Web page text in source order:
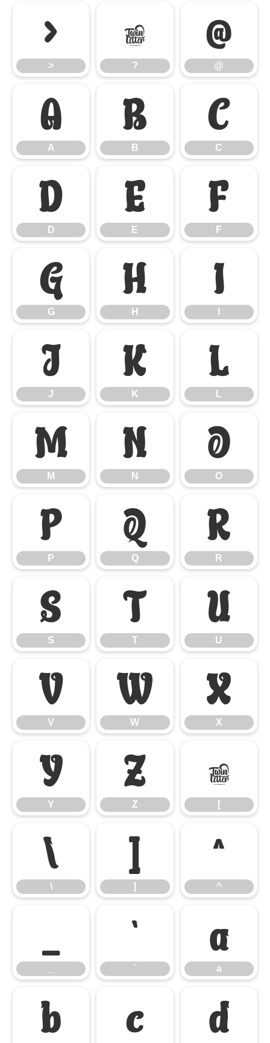
>
>
?
?
@
@
A
A
B
B
C
C
D
D
E
E
F
F
G
G
H
H
I
J
J
K
K
L
L
M
M
N
N
O
O
P
P
Q
Q
R
R
S
S
T
T
U
U
V
V
W
W
X
X
Y
Y
Z
Z
[
[
\
\
]
]
^
^
`
`
a
a
b c d